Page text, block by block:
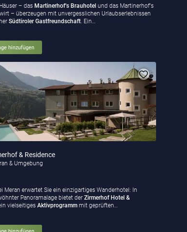
– dasMartinerhof‘s Brauhotel und das Martinerhof‘s
– überzeugen mit unvergesslichen Urlaubserlebnissen
Südtiroler Gastfreundschaft. Ein…
hinzufügen
& Residence
& Umgebung
Meran erwartet Sie ein einzigartiges Wanderhotel: In
Panoramalage bietet der Zirmerhof Hotel &
vielseitiges Aktivprogrammmit geprüften…